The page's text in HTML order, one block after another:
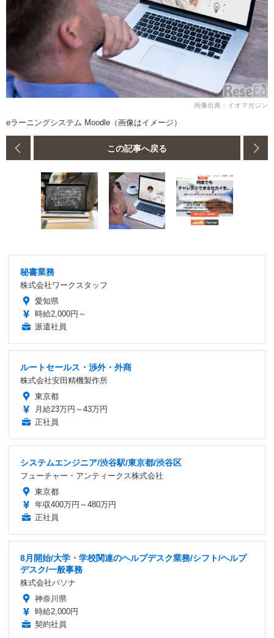
画像出典：イオマガジン
eラーニングシステム Moodle（画像はイメージ）
この記事へ戻る
秘書業務
株式会社ワークスタッフ
愛知県
時給2,000円～
派遣社員
ルートセールス・渉外・外商
株式会社安田精機製作所
東京都
月給23万円～43万円
正社員
システムエンジニア/渋谷駅/東京都/渋谷区
フューチャー・アンティークス株式会社
東京都
年収400万円～480万円
正社員
8月開始/大学・学校関連のヘルプデスク業務/シフト/ヘルプ
デスク/一般事務
株式会社パソナ
神奈川県
時給2,000円
契約社員